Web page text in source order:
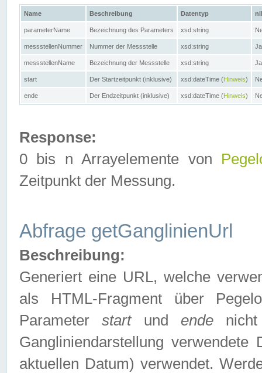
Name Beschreibung Datentyp nil
parameterName Bezeichnung des Parameters xsd:string
messstellenNummer Nummer der Messstelle xsd:string Ja
messstellenName Bezeichnung der Messstelle xsd:string Ja
start Der Startzeitpunkt (inklusive) xsd:dateTime (Hinweis)
ende Der Endzeitpunkt (inklusive) xsd:dateTime (Hinweis)
Response:
0 bis n Arrayelemente von
Zeitpunkt der Messung.
Abfrage getGanglinienUrl
Beschreibung:
Generiert eine URL, welche
als HTML-Fragment über
Parameterstartund endenicht
Gangliniendarstellung
aktuellen Datum) verwendet.